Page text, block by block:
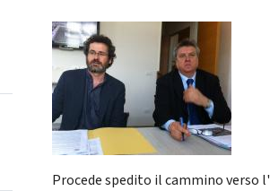
Procede spedito il cammino verso